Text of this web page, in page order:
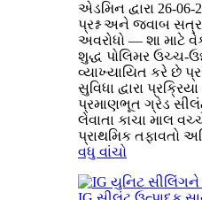
એડમિન દ્વારા 26-06-
પ્રશ્ન અને જવાબ
અવરોધો — શા માટે
શુદ્ધ પોલિમર ઉચ્ચ-
વ્યાખ્યાયિત કરે છે
સુવિધા દ્વારા
પ્રમાણભૂત ગ્રેડ સીલંટ
લેવાતા કાચા માલ
પ્રાથમિક તફાવતો
વધુ વાંચો